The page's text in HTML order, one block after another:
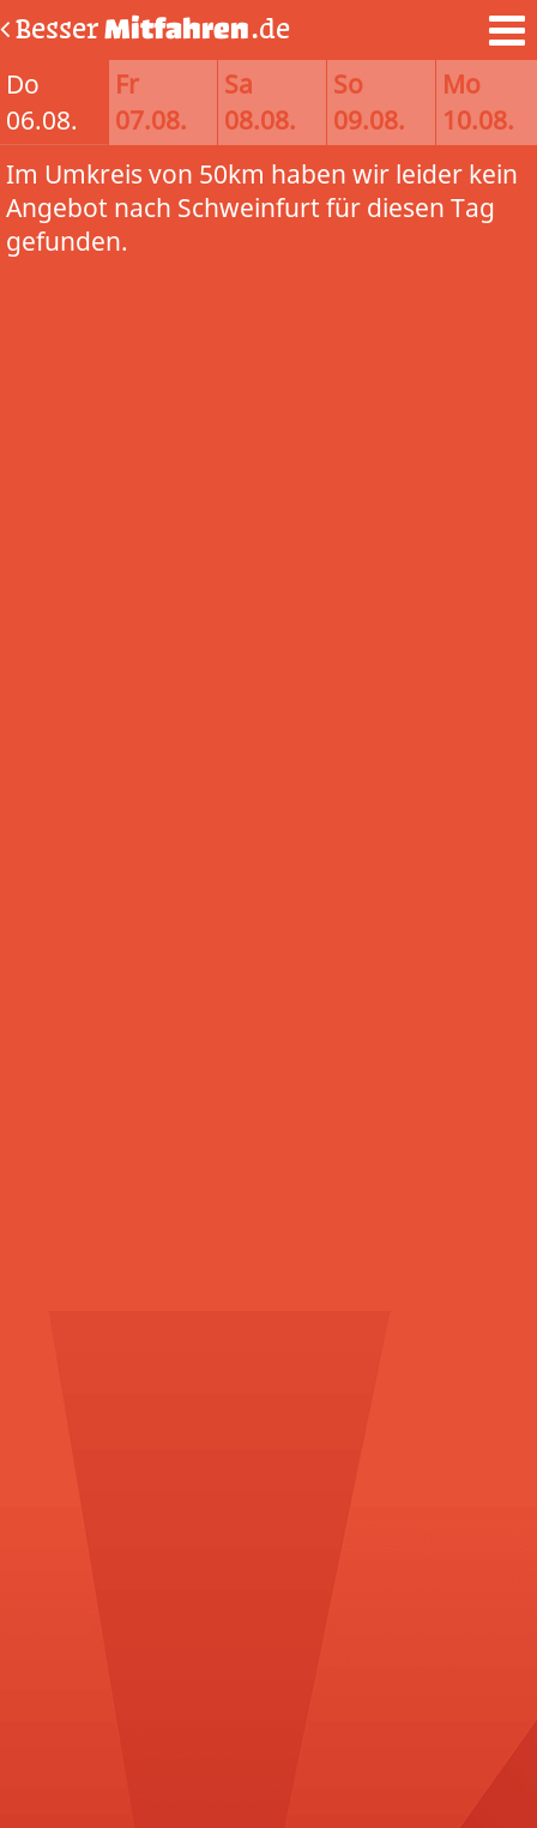
BesserMitfahren.de
Do
06.08.
Fr
07.08.
Sa
08.08.
So
09.08.
Mo
10.08.
Im Umkreis von 50km haben wir leider kein
Angebot nach Schweinfurt für diesen Tag
gefunden.